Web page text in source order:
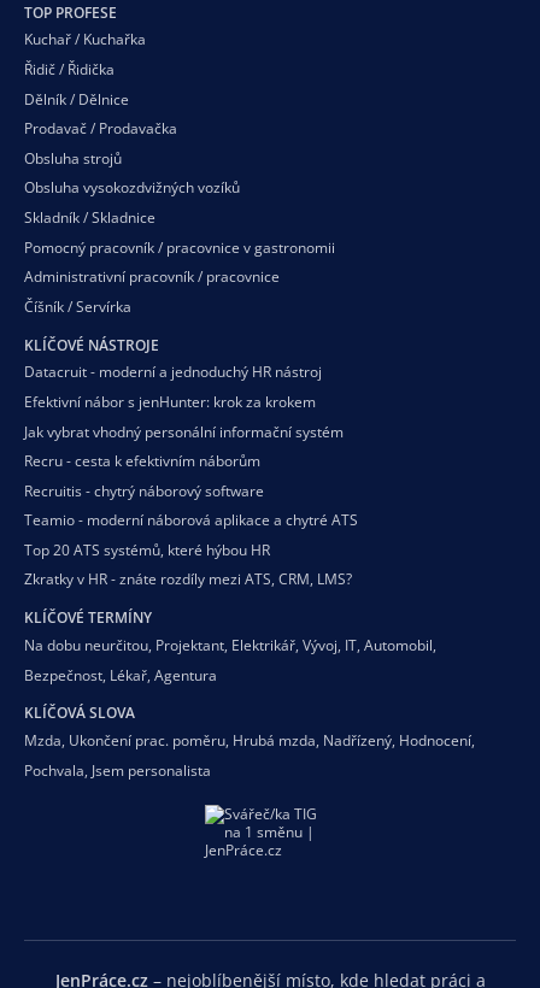
TOP PROFESE
Kuchař / Kuchařka
Řidič / Řidička
Dělník / Dělnice
Prodavač / Prodavačka
Obsluha strojů
Obsluha vysokozdvižných vozíků
Skladník / Skladnice
Pomocný pracovník / pracovnice v gastronomii
Administrativní pracovník / pracovnice
Číšník / Servírka
KLÍČOVÉ NÁSTROJE
Datacruit - moderní a jednoduchý HR nástroj
Efektivní nábor s jenHunter: krok za krokem
Jak vybrat vhodný personální informační systém
Recru - cesta k efektivním náborům
Recruitis - chytrý náborový software
Teamio - moderní náborová aplikace a chytré ATS
Top 20 ATS systémů, které hýbou HR
Zkratky v HR - znáte rozdíly mezi ATS, CRM, LMS?
KLÍČOVÉ TERMÍNY
Na dobu neurčitou, Projektant, Elektrikář, Vývoj, IT, Automobil,
Bezpečnost, Lékař, Agentura
KLÍČOVÁ SLOVA
Mzda, Ukončení prac. poměru, Hrubá mzda, Nadřízený, Hodnocení,
Pochvala, Jsem personalista
JenPráce.cz – nejoblíbenější místo, kde hledat práci a